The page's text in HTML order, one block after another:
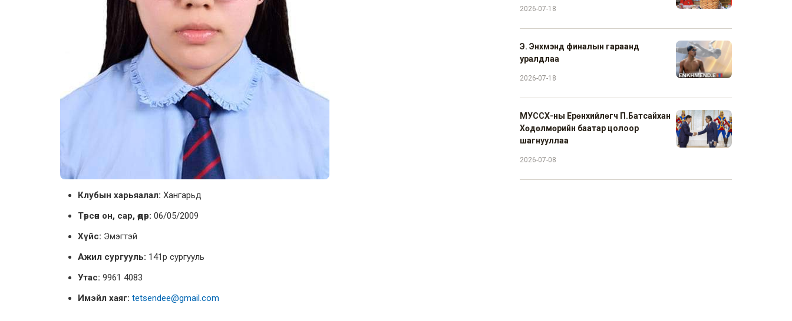
Клубын харьяалал: Хангарьд
Төрсөн он, сар, өдөр: 06/05/2009
Хүйс: Эмэгтэй
Ажил сургууль: 141р сургууль
Утас: 9961 4083
Имэйл хаяг: tetsendee@gmail.com
2026-07-18
Э. Энхмэнд финалын гараанд
уралдлаа
2026-07-18
МУССХ-ны Ерөнхийлөгч П.Батсайхан
Хөдөлмөрийн баатар цолоор
шагнууллаа
2026-07-08